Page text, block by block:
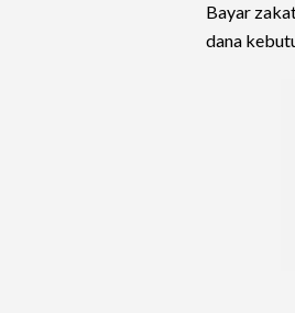
Bayar
dana